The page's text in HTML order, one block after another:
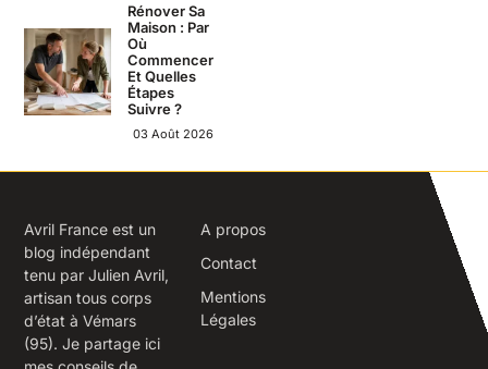
Rénover Sa
Maison : Par
Où
Commencer
Et Quelles
Étapes
Suivre ?
03 Août 2026
Avril France est un
blog indépendant
tenu par Julien Avril,
artisan tous corps
d’état à Vémars
(95). Je partage ici
A propos
Contact
Mentions
Légales